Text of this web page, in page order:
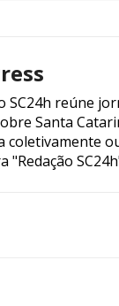
SC24h reúne
Santa
coletivamente
"Redação